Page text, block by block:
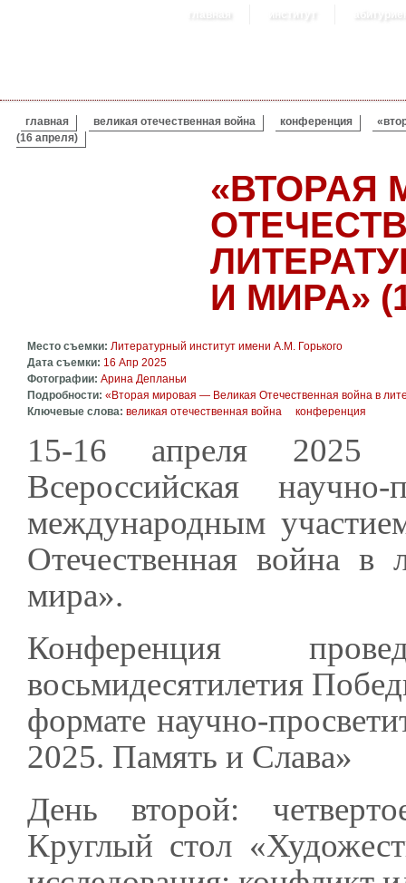
главная институт
ВЫ ЗДЕСЬ
главная великая отечественная война конференция
(16 апреля)
«ВТОРАЯ
И МИРА»
Место съемки: Литературный институт имени А.М. Горького
Дата съемки: 16 Апр 2025
Фотографии: Арина Депланьи
Подробности: «Вторая мировая — Великая Отечественная война в
Ключевые слова: великая отечественная война конференция
15-16 апреля 2025
Всероссийская
международным
Отечественная война в
мира».
Конференция
восьмидесятилетия
формате научно-
2025. Память и Слава»
День второй:
Круглый стол